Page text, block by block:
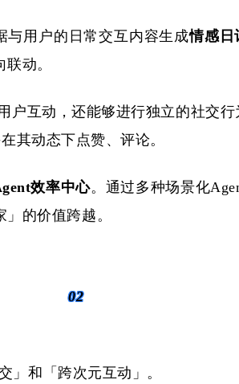
与用户的日常交互内容生成情感日
动。
户互动，还能够进行独立的社交
其动态下点赞、评论。
效率中心。通过多种场景化
的价值跨越。
02
」和「跨次元互动」。